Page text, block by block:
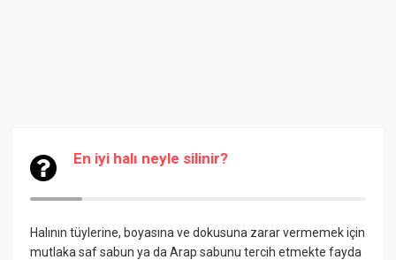
En iyi halı neyle silinir?
Halının tüylerine, boyasına ve dokusuna zarar vermemek için
mutlaka saf sabun ya da Arap sabunu tercih etmekte fayda